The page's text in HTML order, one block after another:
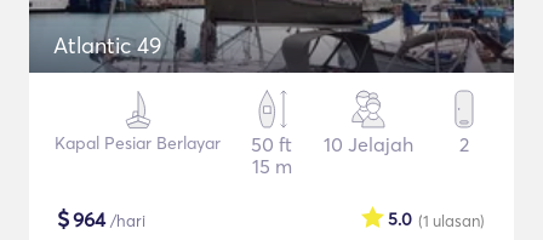
Atlantic 49
Kapal Pesiar Berlayar
50 ft
15 m
10 Jelajah 2
$964/hari (1 ulasan)
5.0